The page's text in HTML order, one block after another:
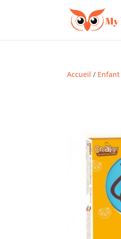
Accueil / Enfant